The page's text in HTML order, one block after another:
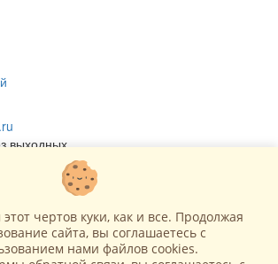
выходных
шоссе 35 стр 2
копирование контента запрещено и
чертов куки, как и все. Продолжая
сайта, вы соглашаетесь c
нами файлов cookies.